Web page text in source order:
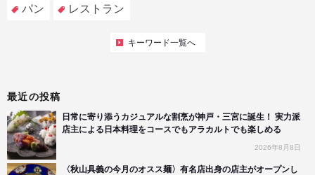
パン レストラン
キーワード一覧へ
最近の投稿
日常に寄り添うカジュアルな割烹が神戸・三宮に誕生！ 実力派
店主による日本料理をコースでもアラカルトでも楽しめる
2026年8月8日
〈秋山具義の今月のオスス麺〉有名店出身の店主がオープンし